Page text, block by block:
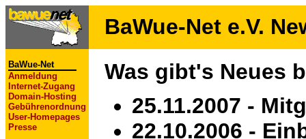
BaWue-Net e.V.
BaWue-Net
Anmeldung
Internet-Zugang
Domain-Hosting
Gebührenordnung
User-Homepages
Presse
Was gibt's Neues
25.11.2007 -
22.10.2006 -